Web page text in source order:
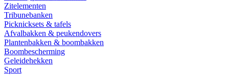
Zitelementen
Tribunebanken
Picknicksets & tafels
Afvalbakken & peukendovers
Plantenbakken & boombakken
Boombescherming
Geleidehekken
Sport